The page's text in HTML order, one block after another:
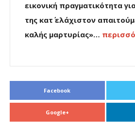
εικονική πραγματικότητα
της κατ΄ ελάχιστον
καλής μαρτυρίας»…
Facebook
Google+